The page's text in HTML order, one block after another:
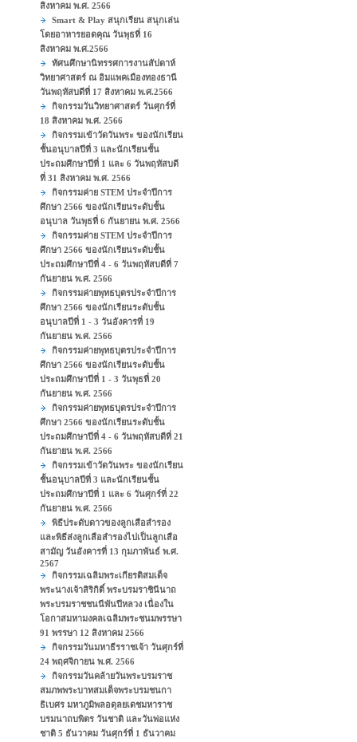
สิงหาคม พ.ศ. 2566
Smart & Play สนุกเรียน สนุกเล่น
โดยอาหารยอดคุณ วันพุธที่ 16
สิงหาคม พ.ศ.2566
ทัศนศึกษานิทรรศการงานสัปดาห์
วิทยาศาสตร์ ณ อิมแพคเมืองทองธานี
วันพฤหัสบดีที่ 17 สิงหาคม พ.ศ.2566
กิจกรรมวันวิทยาศาสตร์ วันศุกร์ที่
18 สิงหาคม พ.ศ. 2566
กิจกรรมเข้าวัดวันพระ ของนักเรียน
ชั้นอนุบาลปีที่ 3 และนักเรียนชั้น
ประถมศึกษาปีที่ 1 และ 6 วันพฤหัสบดี
ที่ 31 สิงหาคม พ.ศ. 2566
กิจกรรมค่าย STEM ประจำปีการ
ศึกษา 2566 ของนักเรียนระดับชั้น
อนุบาล วันพุธที่ 6 กันยายน พ.ศ. 2566
กิจกรรมค่าย STEM ประจำปีการ
ศึกษา 2566 ของนักเรียนระดับชั้น
ประถมศึกษาปีที่ 4 - 6 วันพฤหัสบดีที่ 7
กันยายน พ.ศ. 2566
กิจกรรมค่ายพุทธบุตรประจำปีการ
ศึกษา 2566 ของนักเรียนระดับชั้น
อนุบาลปีที่ 1 - 3 วันอังคารที่ 19
กันยายน พ.ศ. 2566
กิจกรรมค่ายพุทธบุตรประจำปีการ
ศึกษา 2566 ของนักเรียนระดับชั้น
ประถมศึกษาปีที่ 1 - 3 วันพุธที่ 20
กันยายน พ.ศ. 2566
กิจกรรมค่ายพุทธบุตรประจำปีการ
ศึกษา 2566 ของนักเรียนระดับชั้น
ประถมศึกษาปีที่ 4 - 6 วันพฤหัสบดีที่ 21
กันยายน พ.ศ. 2566
กิจกรรมเข้าวัดวันพระ ของนักเรียน
ชั้นอนุบาลปีที่ 3 และนักเรียนชั้น
ประถมศึกษาปีที่ 1 และ 6 วันศุกร์ที่ 22
กันยายน พ.ศ. 2566
พิธีประดับดาวของลูกเสือสำรอง
และพิธีส่งลูกเสือสำรองไปเป็นลูกเสือ
สามัญ วันอังคารที่ 13 กุมภาพันธ์ พ.ศ.
2567
กิจกรรมเฉลิมพระเกียรติสมเด็จ
พระนางเจ้าสิริกิติ์ พระบรมราชินีนาถ
พระบรมราชชนนีพันปีหลวง เนื่องใน
โอกาสมหามงคลเฉลิมพระชนมพรรษา
91 พรรษา 12 สิงหาคม 2566
กิจกรรมวันมหาธีรราชเจ้า วันศุกร์ที่
24 พฤศจิกายน พ.ศ. 2566
กิจกรรมวันคล้ายวันพระบรมราช
สมภพพระบาทสมเด็จพระบรมชนกา
ธิเบศร มหาภูมิพลอดุลยเดชมหาราช
บรมนาถบพิตร วันชาติ และวันพ่อแห่ง
ชาติ 5 ธันวาคม วันศุกร์ที่ 1 ธันวาคม